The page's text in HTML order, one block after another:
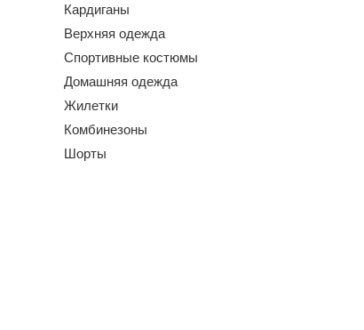
Кардиганы
Верхняя одежда
Спортивные костюмы
Домашняя одежда
Жилетки
Комбинезоны
Шорты